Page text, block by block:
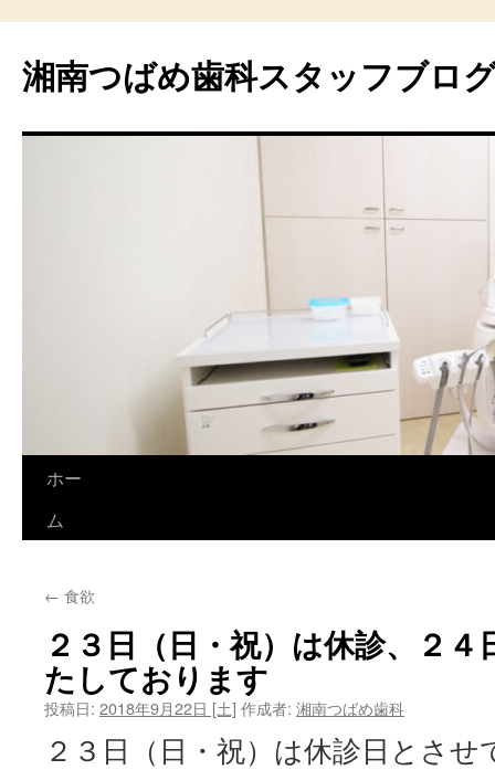
湘南つばめ歯科スタッフブロ
ン
ホー
ム
← 食欲
２３日（日・祝）は休診、２
たしております
投稿日: 2018年9月22日 [土] 作成者: 湘南つばめ歯科
２３日（日・祝）は休診日とさ